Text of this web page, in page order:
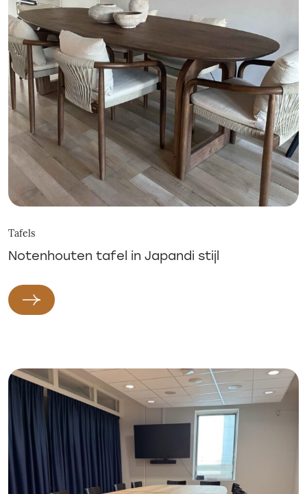
Tafels
Notenhouten tafel in Japandi stijl